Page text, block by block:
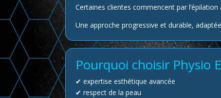
Certaines clientes commencent par
Une approche progressive et durable,
Pourquoi choisir Physio
✔ expertise esthétique avancée
✔ respect de la peau